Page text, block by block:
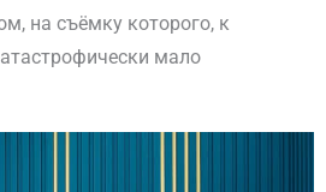
на съёмку которого, к
мало